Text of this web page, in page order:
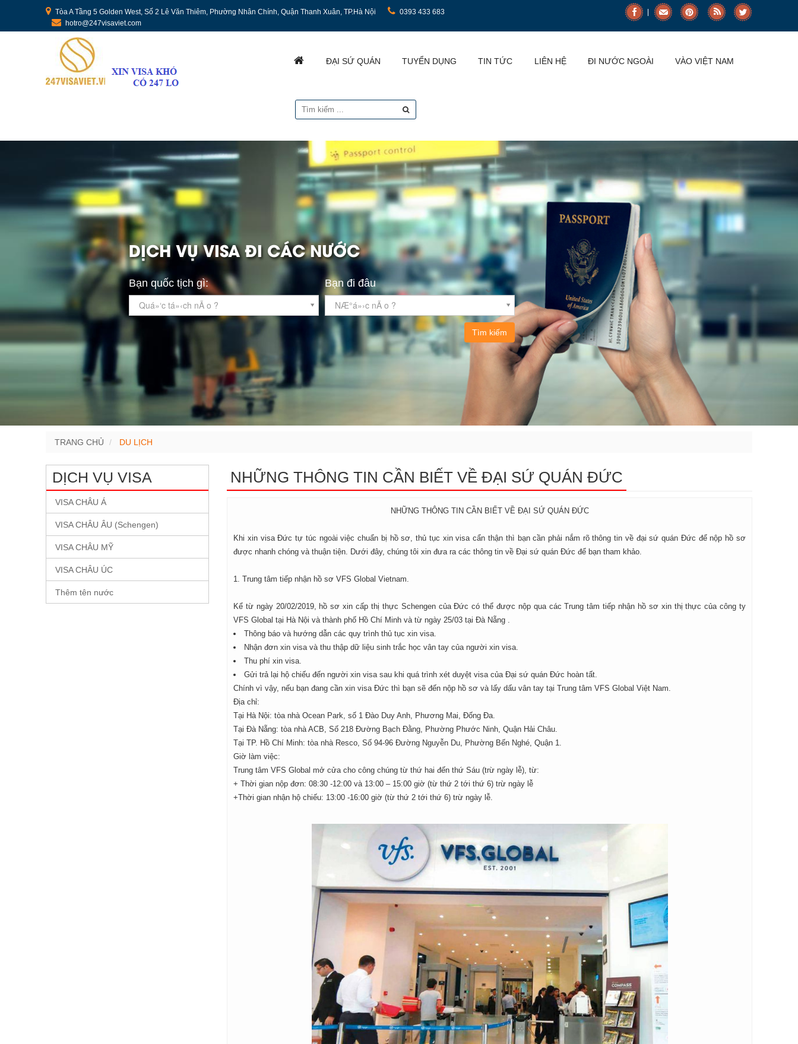
Tòa A Tầng 5 Golden West, Số 2 Lê Văn Thiêm, Phường Nhân Chính, Quận Thanh Xuân, TP.Hà Nội
0393 433 683
hotro@247visaviet.com
ĐẠI SỨ QUÁN TUYỂN DỤNG TIN TỨC LIÊN HỆ ĐI NƯỚC NGOÀI VÀO VIỆT NAM
DỊCH VỤ VISA ĐI CÁC NƯỚC
Bạn quốc tịch gì:
Quá»‘c tá»‹ch nÃ o ?
Bạn đi đâu
NÆ°á»›c nÃ o ?
Tìm kiếm
TRANG CHỦ DU LỊCH
DỊCH VỤ VISA
VISA CHÂU Á
VISA CHÂU ÂU (Schengen)
VISA CHÂU MỸ
VISA CHÂU ÚC
Thêm tên nước
NHỮNG THÔNG TIN CẦN BIẾT VỀ ĐẠI SỨ QUÁN ĐỨC
NHỮNG THÔNG TIN CẦN BIẾT VỀ ĐẠI SỨ QUÁN ĐỨC
Khi xin visa Đức tự túc ngoài việc chuẩn bị hồ sơ, thủ tục xin visa cẩn thận thì bạn cần phải nắm rõ thông tin về đại sứ quán Đức để nộp hồ sơ
được nhanh chóng và thuận tiện. Dưới đây, chúng tôi xin đưa ra các thông tin về Đại sứ quán Đức để bạn tham khảo.
1. Trung tâm tiếp nhận hồ sơ VFS Global Vietnam.
Kể từ ngày 20/02/2019, hồ sơ xin cấp thị thực Schengen của Đức có thể được nộp qua các Trung tâm tiếp nhận hồ sơ xin thị thực của công ty
VFS Global tại Hà Nội và thành phố Hồ Chí Minh và từ ngày 25/03 tại Đà Nẵng .
Thông báo và hướng dẫn các quy trình thủ tục xin visa.
Nhận đơn xin visa và thu thập dữ liệu sinh trắc học vân tay của người xin visa.
Thu phí xin visa.
Gửi trả lại hộ chiếu đến người xin visa sau khi quá trình xét duyệt visa của Đại sứ quán Đức hoàn tất.
Chính vì vậy, nếu bạn đang cần xin visa Đức thì bạn sẽ đến nộp hồ sơ và lấy dấu vân tay tại Trung tâm VFS Global Việt Nam.
Địa chỉ:
Tại Hà Nội: tòa nhà Ocean Park, số 1 Đào Duy Anh, Phương Mai, Đống Đa.
Tại Đà Nẵng: tòa nhà ACB, Số 218 Đường Bạch Đằng, Phường Phước Ninh, Quận Hải Châu.
Tại TP. Hồ Chí Minh: tòa nhà Resco, Số 94-96 Đường Nguyễn Du, Phường Bến Nghé, Quận 1.
Giờ làm việc:
Trung tâm VFS Global mở cửa cho công chúng từ thứ hai đến thứ Sáu (trừ ngày lễ), từ:
+ Thời gian nộp đơn: 08:30 -12:00 và 13:00 – 15:00 giờ (từ thứ 2 tới thứ 6) trừ ngày lễ
+Thời gian nhận hộ chiếu: 13:00 -16:00 giờ (từ thứ 2 tới thứ 6) trừ ngày lễ.